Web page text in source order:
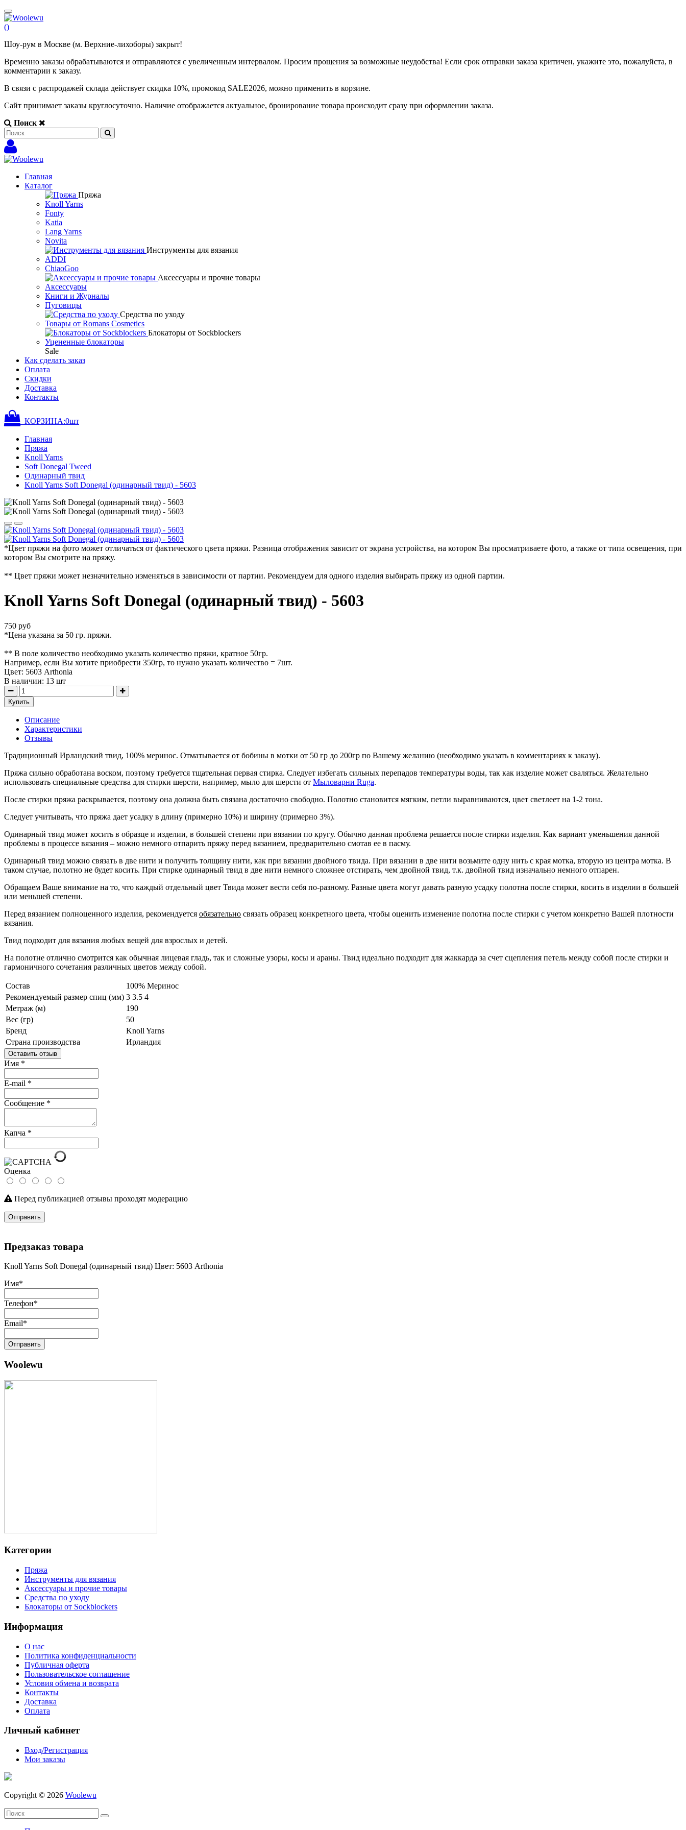
()
Шоу-рум в Москве (м. Верхние-лихоборы) закрыт!
Временно заказы обрабатываются и отправляются с увеличенным интервалом. Просим прощения за возможные неудобства! Если срок отправки заказа критичен, укажите это, пожалуйста, в
комментарии к заказу.
В связи с распродажей склада действует скидка 10%, промокод SALE2026, можно применить в корзине.
Сайт принимает заказы круглосуточно. Наличие отображается актуальное, бронирование товара происходит сразу при оформлении заказа.
Поиск
Главная
Каталог
Пряжа
Knoll Yarns
Fonty
Katia
Lang Yarns
Novita
Инструменты для вязания
ADDI
ChiaoGoo
Аксессуары и прочие товары
Аксессуары
Книги и Журналы
Пуговицы
Средства по уходу
Товары от Romans Cosmetics
Блокаторы от Sockblockers
Уцененные блокаторы
Sale
Как сделать заказ
Оплата
Скидки
Доставка
Контакты
КОРЗИНА:0шт
Главная
Пряжа
Knoll Yarns
Soft Donegal Tweed
Одинарный твид
Knoll Yarns Soft Donegal (одинарный твид) - 5603
*Цвет пряжи на фото может отличаться от фактического цвета пряжи. Разница отображения зависит от экрана устройства, на котором Вы просматриваете фото, а также от типа освещения, при
котором Вы смотрите на пряжу.
** Цвет пряжи может незначительно изменяться в зависимости от партии. Рекомендуем для одного изделия выбирать пряжу из одной партии.
Knoll Yarns Soft Donegal (одинарный твид) - 5603
750 руб
*Цена указана за 50 гр. пряжи.
** В поле количество необходимо указать количество пряжи, кратное 50гр.
Например, если Вы хотите приобрести 350гр, то нужно указать количество = 7шт.
Цвет: 5603 Arthonia
В наличии: 13 шт
Купить
Описание
Характеристики
Отзывы
Традиционный Ирландский твид, 100% меринос. Отматывается от бобины в мотки от 50 гр до 200гр по Вашему желанию (необходимо указать в комментариях к заказу).
Пряжа сильно обработана воском, поэтому требуется тщательная первая стирка. Следует избегать сильных перепадов температуры воды, так как изделие может сваляться. Желательно
использовать специальные средства для стирки шерсти, например, мыло для шерсти от Мыловарни Ruga.
После стирки пряжа раскрывается, поэтому она должна быть связана достаточно свободно. Полотно становится мягким, петли выравниваются, цвет светлеет на 1-2 тона.
Следует учитывать, что пряжа дает усадку в длину (примерно 10%) и ширину (примерно 3%).
Одинарный твид может косить в образце и изделии, в большей степени при вязании по кругу. Обычно данная проблема решается после стирки изделия. Как вариант уменьшения данной
проблемы в процессе вязания – можно немного отпарить пряжу перед вязанием, предварительно смотав ее в пасму.
Одинарный твид можно связать в две нити и получить толщину нити, как при вязании двойного твида. При вязании в две нити возьмите одну нить с края мотка, вторую из центра мотка. В
таком случае, полотно не будет косить. При стирке одинарный твид в две нити немного сложнее отстирать, чем двойной твид, т.к. двойной твид изначально немного отпарен.
Обращаем Ваше внимание на то, что каждый отдельный цвет Твида может вести себя по-разному. Разные цвета могут давать разную усадку полотна после стирки, косить в изделии в большей
или меньшей степени.
Перед вязанием полноценного изделия, рекомендуется обязательно связать образец конкретного цвета, чтобы оценить изменение полотна после стирки с учетом конкретно Вашей плотности
вязания.
Твид подходит для вязания любых вещей для взрослых и детей.
На полотне отлично смотрится как обычная лицевая гладь, так и сложные узоры, косы и араны. Твид идеально подходит для жаккарда за счет сцепления петель между собой после стирки и
гармоничного сочетания различных цветов между собой.
Состав
100% Меринос
Рекомендуемый размер спиц (мм) 3 3.5 4
Метраж (м)
190
Вес (гр)
50
Бренд
Knoll Yarns
Страна производства
Ирландия
Оставить отзыв
Имя *
E-mail *
Сообщение *
Капча *
Оценка
Перед публикацией отзывы проходят модерацию
Отправить
Предзаказ товара
Knoll Yarns Soft Donegal (одинарный твид) Цвет: 5603 Arthonia
Имя*
Телефон*
Email*
Отправить
Woolewu
Категории
Пряжа
Инструменты для вязания
Аксессуары и прочие товары
Средства по уходу
Блокаторы от Sockblockers
Информация
О нас
Политика конфиденциальности
Публичная оферта
Пользовательское соглашение
Условия обмена и возврата
Контакты
Доставка
Оплата
Личный кабинет
Вход/Регистрация
Мои заказы
Copyright © 2026 Woolewu